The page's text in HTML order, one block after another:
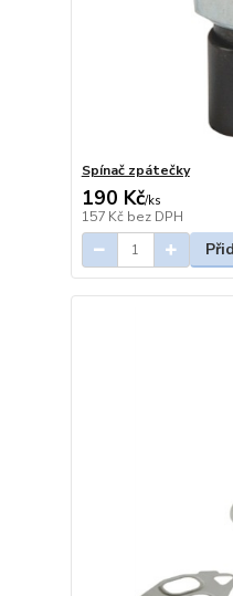
Spínač zpátečky
190 Kč/ks
157 Kč bez DPH